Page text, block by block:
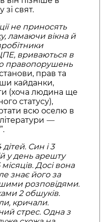
свят.
не приносять
ламаючи вікна й
вриваються в
правопорушень
прав та
кайданки,
(хоча людина ще
статусу),
всю оселю в
—
Син і 3
у день арешту
Досі вона
знає його за
розповідями.
2 обшуків.
кричали.
стрес. Одна з